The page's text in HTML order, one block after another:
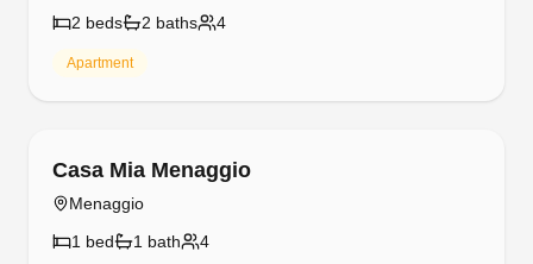
2 beds 2 baths 4
Apartment
Casa Mia Menaggio
Menaggio
1 bed 1 bath 4